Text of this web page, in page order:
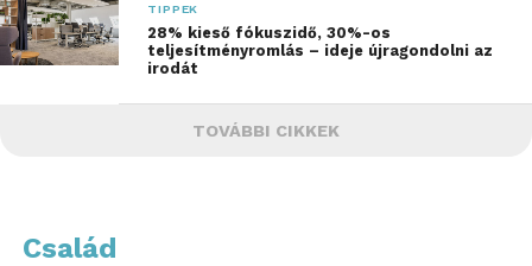
TIPPEK
28% kieső fókuszidő, 30%-os
teljesítményromlás – ideje újragondolni az
irodát
TOVÁBBI CIKKEK
Család